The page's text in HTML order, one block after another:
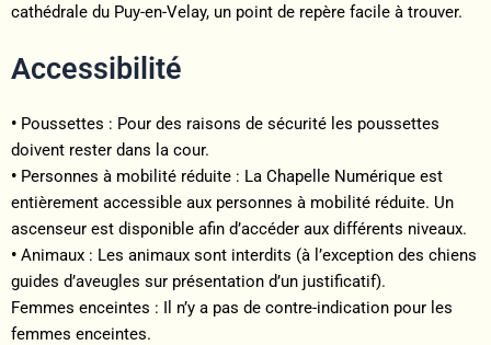
cathédrale du Puy-en-Velay, un point de repère facile à trouver.
Accessibilité
• Poussettes : Pour des raisons de sécurité les poussettes
doivent rester dans la cour.
• Personnes à mobilité réduite : La Chapelle Numérique est
entièrement accessible aux personnes à mobilité réduite. Un
ascenseur est disponible afin d’accéder aux différents niveaux.
• Animaux : Les animaux sont interdits (à l’exception des chiens
guides d’aveugles sur présentation d’un justificatif).
Femmes enceintes : Il n’y a pas de contre-indication pour les
femmes enceintes.